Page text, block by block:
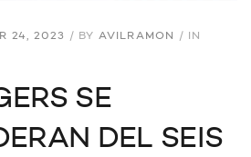
24, 2023 / BY AVILRAMON / IN
SE
DEL SEIS